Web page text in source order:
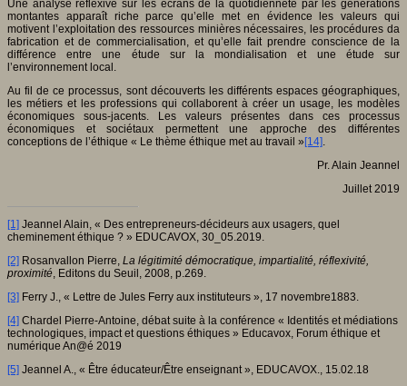
Une analyse réflexive sur les écrans de la quotidienneté par les générations
montantes apparaît riche parce qu’elle met en évidence les valeurs qui
motivent l’exploitation des ressources minières nécessaires, les procédures da
fabrication et de commercialisation, et qu’elle fait prendre conscience de la
différence entre une étude sur la mondialisation et une étude sur
l’environnement local.
Au fil de ce processus, sont découverts les différents espaces géographiques,
les métiers et les professions qui collaborent à créer un usage, les modèles
économiques sous-jacents. Les valeurs présentes dans ces processus
économiques et sociétaux permettent une approche des différentes
conceptions de l’éthique « Le thème éthique met au travail » [14].
Pr. Alain Jeannel
Juillet 2019
[1] Jeannel Alain, « Des entrepreneurs-décideurs aux usagers, quel
cheminement éthique ? » EDUCAVOX, 30_05.2019.
[2] Rosanvallon Pierre, La légitimité démocratique, impartialité, réflexivité,
proximité, Editons du Seuil, 2008, p.269.
[3] Ferry J., « Lettre de Jules Ferry aux instituteurs », 17 novembre1883.
[4] Chardel Pierre-Antoine, débat suite à la conférence « Identités et médiations
technologiques, impact et questions éthiques » Educavox, Forum éthique et
numérique An@é 2019
[5] Jeannel A., « Être éducateur/Être enseignant », EDUCAVOX., 15.02.18